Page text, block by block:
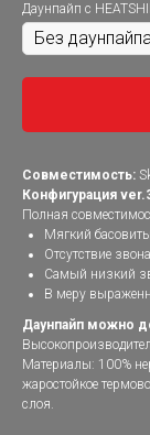
Даунпайп с
Совместимость:
Конфигурация
Полная
Мягкий
Отсутствие
Самый низкий
В меру
Даунпайп можно
Материалы: 100%
жаростойкое
слоя.